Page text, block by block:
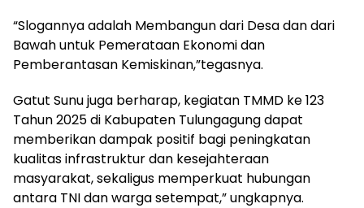
“Slogannya adalah Membangun dari Desa dan dari
Bawah untuk Pemerataan Ekonomi dan
Pemberantasan Kemiskinan,”tegasnya.
Gatut Sunu juga berharap, kegiatan TMMD ke 123
Tahun 2025 di Kabupaten Tulungagung dapat
memberikan dampak positif bagi peningkatan
kualitas infrastruktur dan kesejahteraan
masyarakat, sekaligus memperkuat hubungan
antara TNI dan warga setempat,” ungkapnya.